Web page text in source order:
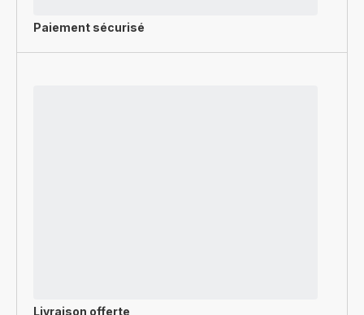
Paiement sécurisé
Livraison offerte